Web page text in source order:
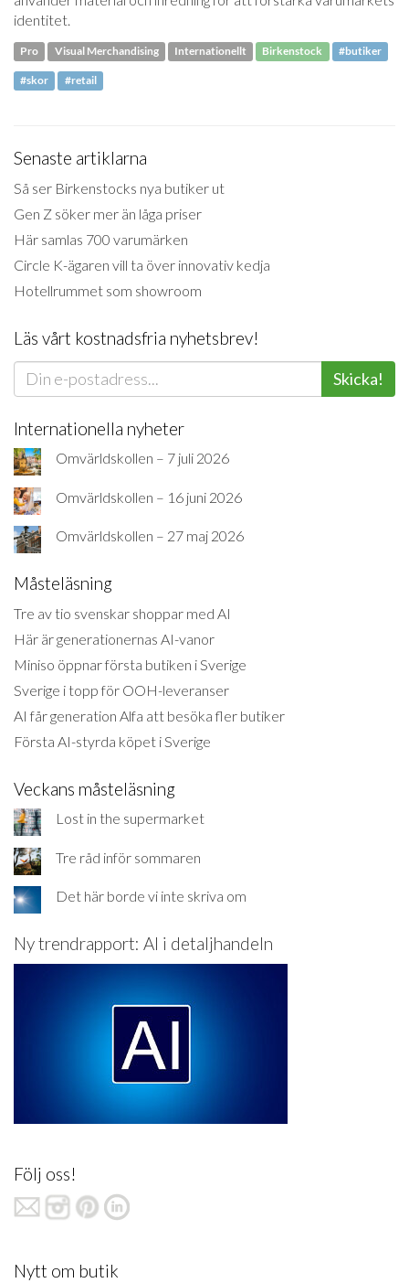
identitet.
Pro Visual Merchandising Internationellt Birkenstock #butiker
#skor #retail
Senaste artiklarna
Så ser Birkenstocks nya butiker ut
Gen Z söker mer än låga priser
Här samlas 700 varumärken
Circle K-ägaren vill ta över innovativ kedja
Hotellrummet som showroom
Läs vårt kostnadsfria nyhetsbrev!
Skicka!
Internationella nyheter
Omvärldskollen – 7 juli 2026
Omvärldskollen – 16 juni 2026
Omvärldskollen – 27 maj 2026
Måsteläsning
Tre av tio svenskar shoppar med AI
Här är generationernas AI-vanor
Miniso öppnar första butiken i Sverige
Sverige i topp för OOH-leveranser
AI får generation Alfa att besöka fler butiker
Första AI-styrda köpet i Sverige
Veckans måsteläsning
Lost in the supermarket
Tre råd inför sommaren
Det här borde vi inte skriva om
Ny trendrapport: AI i detaljhandeln
Följ oss!
Nytt om butik